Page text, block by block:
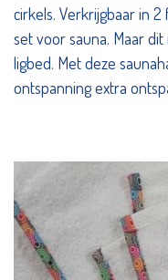
cirkels. Verkrijgbaar in
set voor sauna. Maar
ligbed. Met deze
ontspanning extra